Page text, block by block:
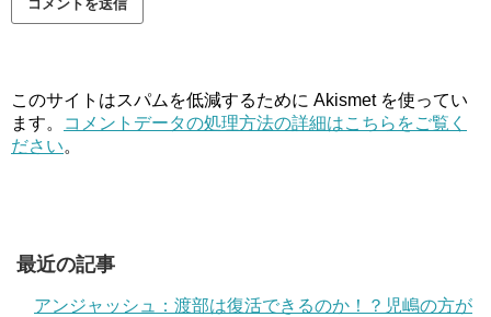
このサイトはスパムを低減するために Akismet を使ってい
ます。
コメントデータの処理方法の詳細はこちらをご覧く
ださい。
最近の記事
アンジャッシュ：渡部は復活できるのか！？児嶋の方が